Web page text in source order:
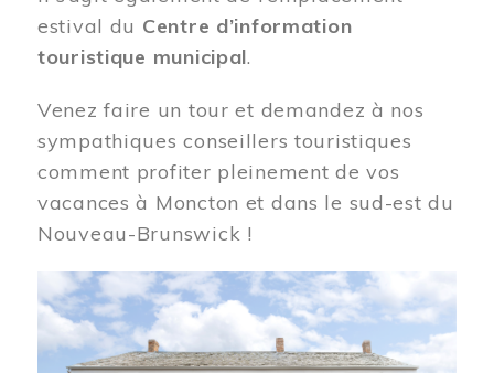
estival du Centre d’information
touristique municipal.
Venez faire un tour et demandez à nos
sympathiques conseillers touristiques
comment profiter pleinement de vos
vacances à Moncton et dans le sud-est du
Nouveau-Brunswick !
Image